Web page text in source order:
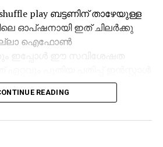
play ബട്ടണിന് താഴേയുള്ള
ഓപ്ഷനായി ഇത് ചിലര്‍ക്കു
എല്ലാ ഐഫോണ്‍
ഇപ്പോള്‍ ഈ സവിശേഷത
പാട്ടുകളുടെ പേരുവഴി
ലഭിക്കുന്നത്.
READING